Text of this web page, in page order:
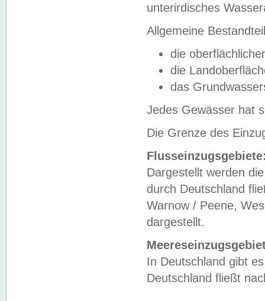
unterirdisches
Allgemeine
die
die
das
Jedes Gewässer hat
Die Grenze des
Dargestellt werden
durch Deutschland
Warnow / Peene,
dargestellt.
In Deutschland gibt
Deutschland fließt